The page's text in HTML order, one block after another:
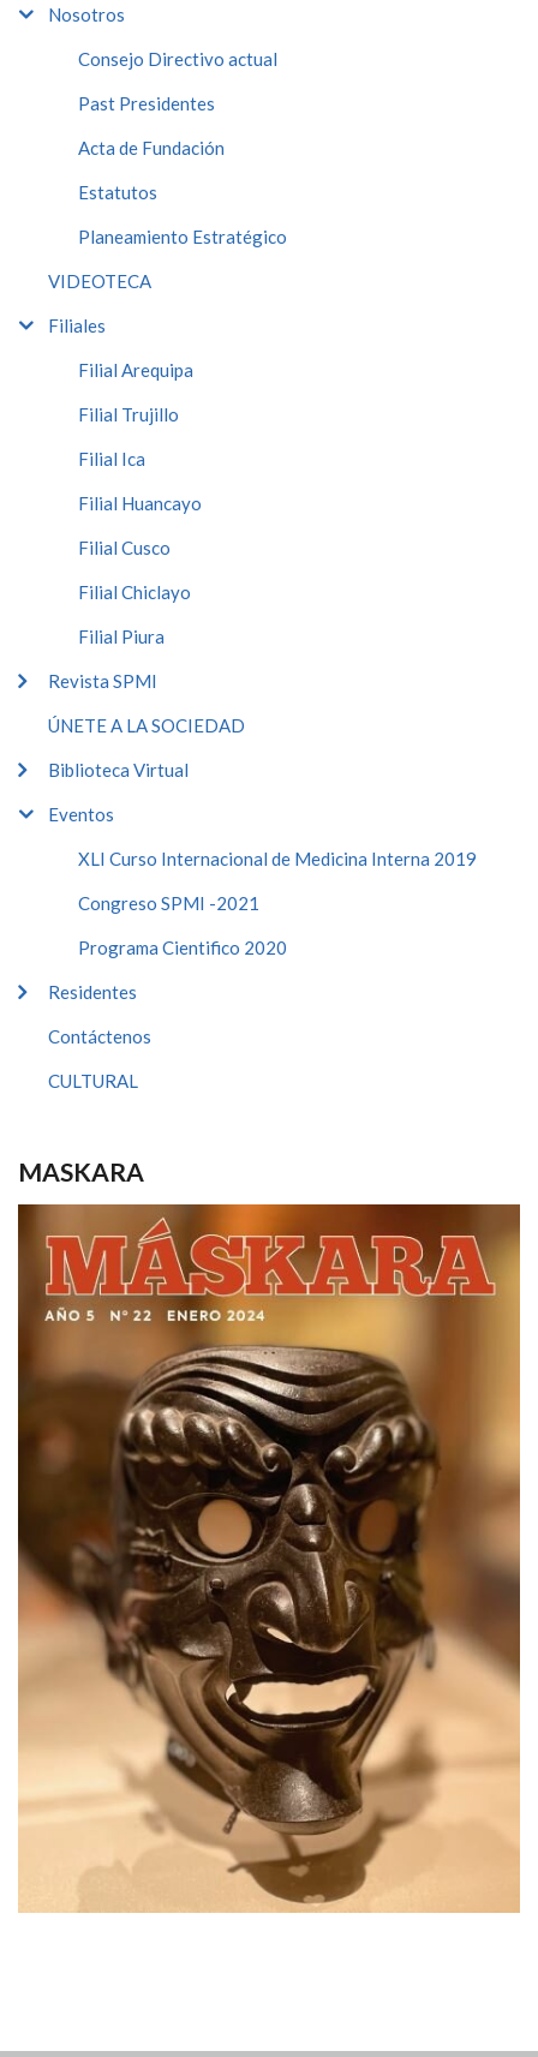
Nosotros
Consejo Directivo actual
Past Presidentes
Acta de Fundación
Estatutos
Planeamiento Estratégico
VIDEOTECA
Filiales
Filial Arequipa
Filial Trujillo
Filial Ica
Filial Huancayo
Filial Cusco
Filial Chiclayo
Filial Piura
Revista SPMI
ÚNETE A LA SOCIEDAD
Biblioteca Virtual
Eventos
XLI Curso Internacional de Medicina Interna 2019
Congreso SPMI -2021
Programa Cientifico 2020
Residentes
Contáctenos
CULTURAL
MASKARA